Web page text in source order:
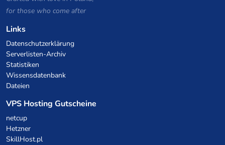
for those who come after
Links
Datenschutzerklärung
Serverlisten-Archiv
Statistiken
Wissensdatenbank
Dateien
VPS Hosting Gutscheine
netcup
Hetzner
SkillHost.pl